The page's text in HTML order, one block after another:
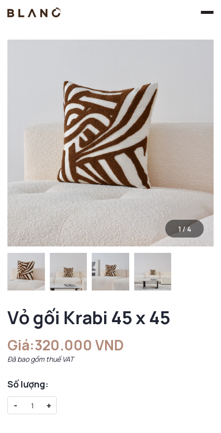
1/4
Vỏ gối Krabi 45 x 45
Giá:320.000 VND
Đã bao gồm thuế VAT
Số lượng:
-
+